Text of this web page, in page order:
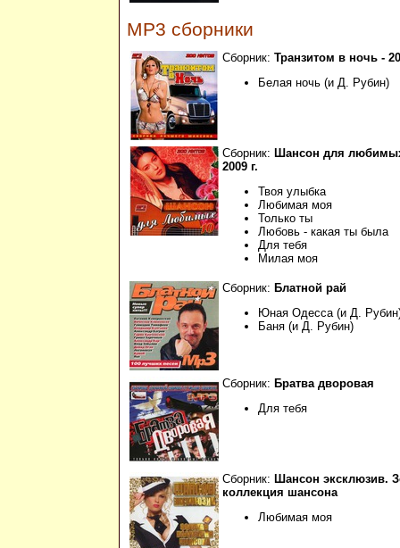
MP3 сборники
Сборник: Транзитом в ночь -
Белая ночь (и Д. Рубин)
Сборник: Шансон для
2009 г.
Твоя улыбка
Любимая моя
Только ты
Любовь - какая ты была
Для тебя
Милая моя
Сборник: Блатной рай
Юная Одесса (и Д.
Баня (и Д. Рубин)
Сборник: Братва дворовая
Для тебя
Сборник: Шансон эксклюзив.
коллекция шансона
Любимая моя